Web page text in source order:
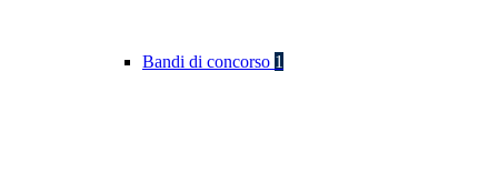
Bandi di concorso 1